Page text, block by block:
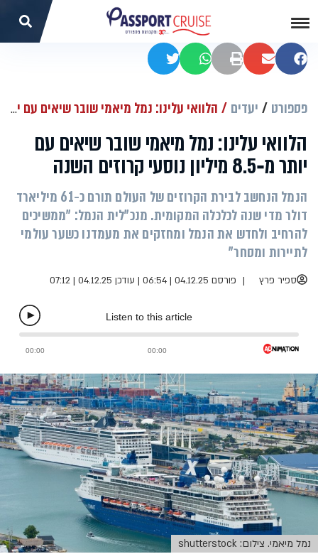
שתפו בפייסבוק
שתפו במיילהדפסהשתפו בוואטסאפשתפו בטוויטר
פספורט יעדים הלוואי עלינו: נמל מיאמי שובר שיאים עם יותר מ‑8.5 מיליון נוסעי קרוזים השנה
הלוואי עלינו: נמל מיאמי שובר שיאים עם
יותר מ‑8.5 מיליון נוסעי קרוזים השנה
הנמל הנחשב לבירת הקרוזים של העולם תורם כ‑61 מיליארד
דולר מדי שנה לכלכלה המקומית. מנכ"לית הנמל: "ממשיכים
להרחיב ולחדש את הנמל ומחזקים את מעמדנו כשער עולמי
לתיירות ומסחר"
ספיר פרץ פורסם 04.12.25 | 06:54 | עודכן 04.12.25 | 07:12
נמל מיאמי. צילום: shutterstock